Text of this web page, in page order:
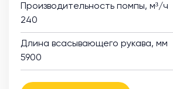
Производительность помпы, м³/ч
240
Длина всасывающего рукава, мм
5900